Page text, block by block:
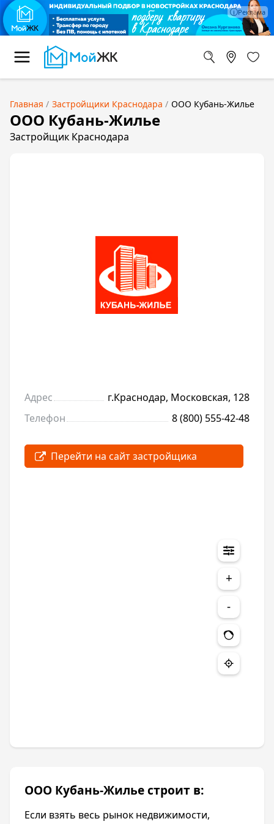
Главная Застройщики Краснодара ООО Кубань-Жилье
ООО Кубань-Жилье
Застройщик Краснодара
Адрес
г.Краснодар, Московская, 128
Телефон
8 (800) 555-42-48
+
-
ООО Кубань-Жилье строит в:
Если взять весь рынок недвижимости,